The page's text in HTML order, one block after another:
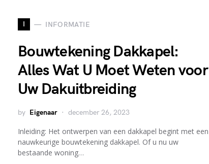
I INFORMATIE
Bouwtekening Dakkapel:
Alles Wat U Moet Weten voor
Uw Dakuitbreiding
by Eigenaar december 26, 2023
Inleiding: Het ontwerpen van een dakkapel begint met een
nauwkeurige bouwtekening dakkapel. Of u nu uw
bestaande woning…